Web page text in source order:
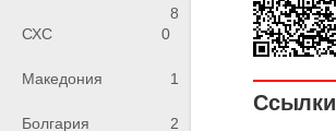
8
СХС
0
Македония 1
Болгария 2
Ссылки